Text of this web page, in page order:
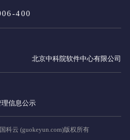
400
北京中科院软件中心有限公司
信息公示
科云 (guokeyun.com)版权所有